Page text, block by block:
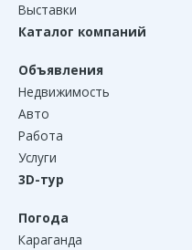
Выставки
Каталог компаний
Объявления
Недвижимость
Авто
Работа
Услуги
3D-тур
Погода
Караганда